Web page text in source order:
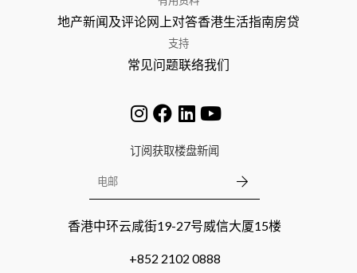
地产新闻及评论网上对答香港生活指南房贷
支持
常见问题联络我们
订阅获取楼盘新闻
香港中环云咸街19-27号威信大厦15楼
+852 2102 0888